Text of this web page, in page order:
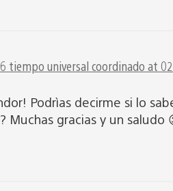
tiempo universal coordinado at
Podrìas decirme si lo
Muchas gracias y un saludo